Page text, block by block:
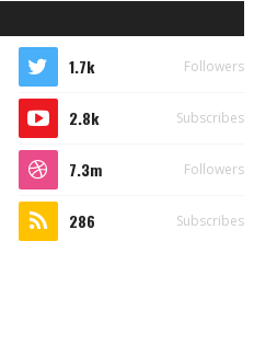
1.7k Followers
2.8k Subscribes
7.3m Followers
286 Subscribes